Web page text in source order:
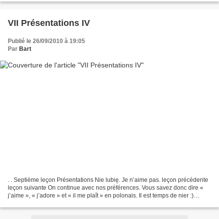
VII Présentations IV
Publié le 26/09/2010 à 19:05
Par Bart
. . Septième leçon Présentations Nie lubię. Je n’aime pas. leçon précédente
leçon suivante On continue avec nos préférences. Vous savez donc dire «
j’aime », « j’adore » et « il me plaît » en polonais. Il est temps de nier :)